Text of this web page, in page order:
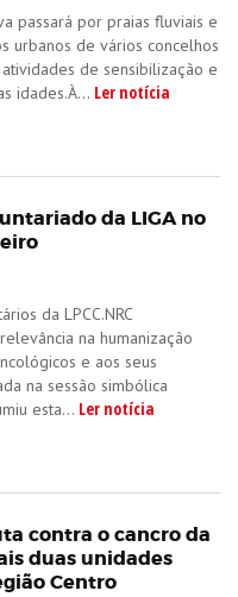
passará por praias fluviais e
urbanos de vários concelhos
de sensibilização e
idades.À... Ler notícia
da LIGA no
da LPCC.NRC
na humanização
e aos seus
na sessão simbólica
esta... Ler notícia
contra o cancro da
duas unidades
Centro